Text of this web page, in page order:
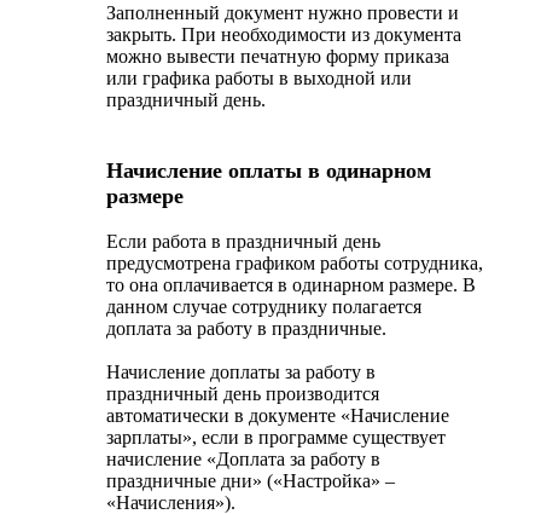
Заполненный документ нужно провести и
закрыть. При необходимости из документа
можно вывести печатную форму приказа
или графика работы в выходной или
праздничный день.
Начисление оплаты в одинарном
размере
Если работа в праздничный день
предусмотрена графиком работы сотрудника,
то она оплачивается в одинарном размере. В
данном случае сотруднику полагается
доплата за работу в праздничные.
Начисление доплаты за работу в
праздничный день производится
автоматически в документе «Начисление
зарплаты», если в программе существует
начисление «Доплата за работу в
праздничные дни» («Настройка» –
«Начисления»).